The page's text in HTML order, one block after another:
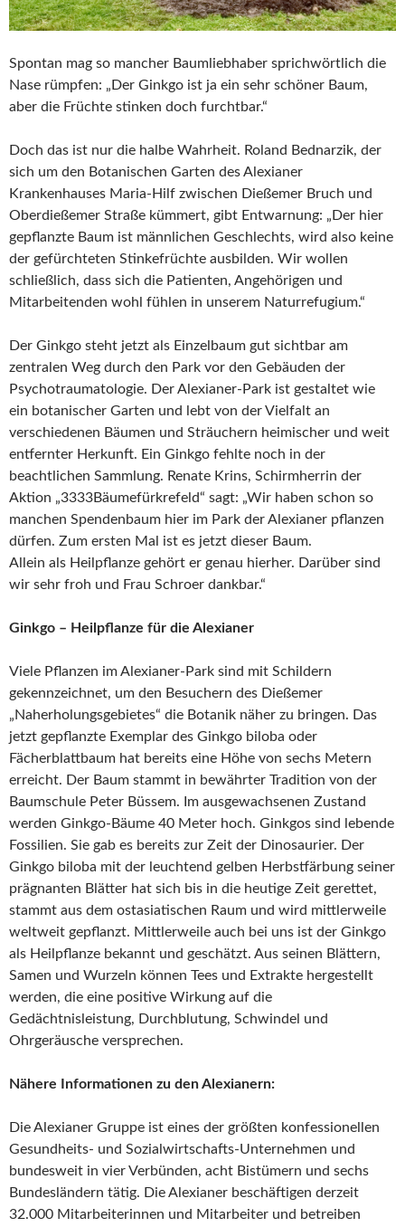
Spontan mag so mancher Baumliebhaber sprichwörtlich die
Nase rümpfen: „Der Ginkgo ist ja ein sehr schöner Baum,
aber die Früchte stinken doch furchtbar.“
Doch das ist nur die halbe Wahrheit. Roland Bednarzik, der
sich um den Botanischen Garten des Alexianer
Krankenhauses Maria-Hilf zwischen Dießemer Bruch und
Oberdießemer Straße kümmert, gibt Entwarnung: „Der hier
gepflanzte Baum ist männlichen Geschlechts, wird also keine
der gefürchteten Stinkefrüchte ausbilden. Wir wollen
schließlich, dass sich die Patienten, Angehörigen und
Mitarbeitenden wohl fühlen in unserem Naturrefugium.“
Der Ginkgo steht jetzt als Einzelbaum gut sichtbar am
zentralen Weg durch den Park vor den Gebäuden der
Psychotraumatologie. Der Alexianer-Park ist gestaltet wie
ein botanischer Garten und lebt von der Vielfalt an
verschiedenen Bäumen und Sträuchern heimischer und weit
entfernter Herkunft. Ein Ginkgo fehlte noch in der
beachtlichen Sammlung. Renate Krins, Schirmherrin der
Aktion „3333Bäumefürkrefeld“ sagt: „Wir haben schon so
manchen Spendenbaum hier im Park der Alexianer pflanzen
dürfen. Zum ersten Mal ist es jetzt dieser Baum.
Allein als Heilpflanze gehört er genau hierher. Darüber sind
wir sehr froh und Frau Schroer dankbar.“
Ginkgo – Heilpflanze für die Alexianer
Viele Pflanzen im Alexianer-Park sind mit Schildern
gekennzeichnet, um den Besuchern des Dießemer
„Naherholungsgebietes“ die Botanik näher zu bringen. Das
jetzt gepflanzte Exemplar des Ginkgo biloba oder
Fächerblattbaum hat bereits eine Höhe von sechs Metern
erreicht. Der Baum stammt in bewährter Tradition von der
Baumschule Peter Büssem. Im ausgewachsenen Zustand
werden Ginkgo-Bäume 40 Meter hoch. Ginkgos sind lebende
Fossilien. Sie gab es bereits zur Zeit der Dinosaurier. Der
Ginkgo biloba mit der leuchtend gelben Herbstfärbung seiner
prägnanten Blätter hat sich bis in die heutige Zeit gerettet,
stammt aus dem ostasiatischen Raum und wird mittlerweile
weltweit gepflanzt. Mittlerweile auch bei uns ist der Ginkgo
als Heilpflanze bekannt und geschätzt. Aus seinen Blättern,
Samen und Wurzeln können Tees und Extrakte hergestellt
werden, die eine positive Wirkung auf die
Gedächtnisleistung, Durchblutung, Schwindel und
Ohrgeräusche versprechen.
Nähere Informationen zu den Alexianern:
Die Alexianer Gruppe ist eines der größten konfessionellen
Gesundheits- und Sozialwirtschafts-Unternehmen und
bundesweit in vier Verbünden, acht Bistümern und sechs
Bundesländern tätig. Die Alexianer beschäftigen derzeit
32.000 Mitarbeiterinnen und Mitarbeiter und betreiben